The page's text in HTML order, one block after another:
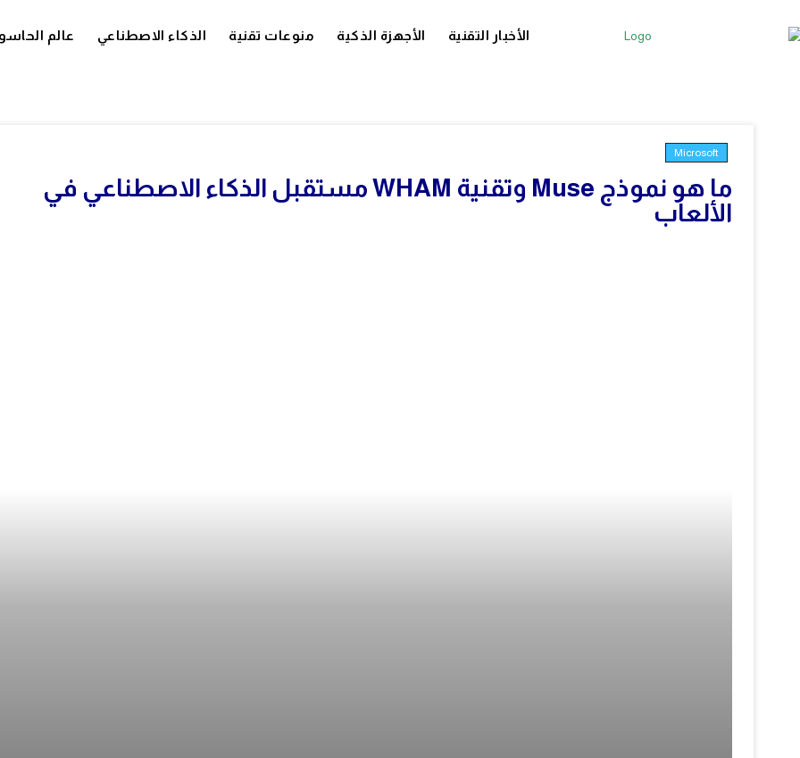
الأخبار التقنية الأجهزة الذكية منوعات تقنية الذكاء الاصطناعي عالم
Microsoft
ما هو نموذج Muse وتقنية WHAM مستقبل الذكاء الاصطناعي في
الألعاب